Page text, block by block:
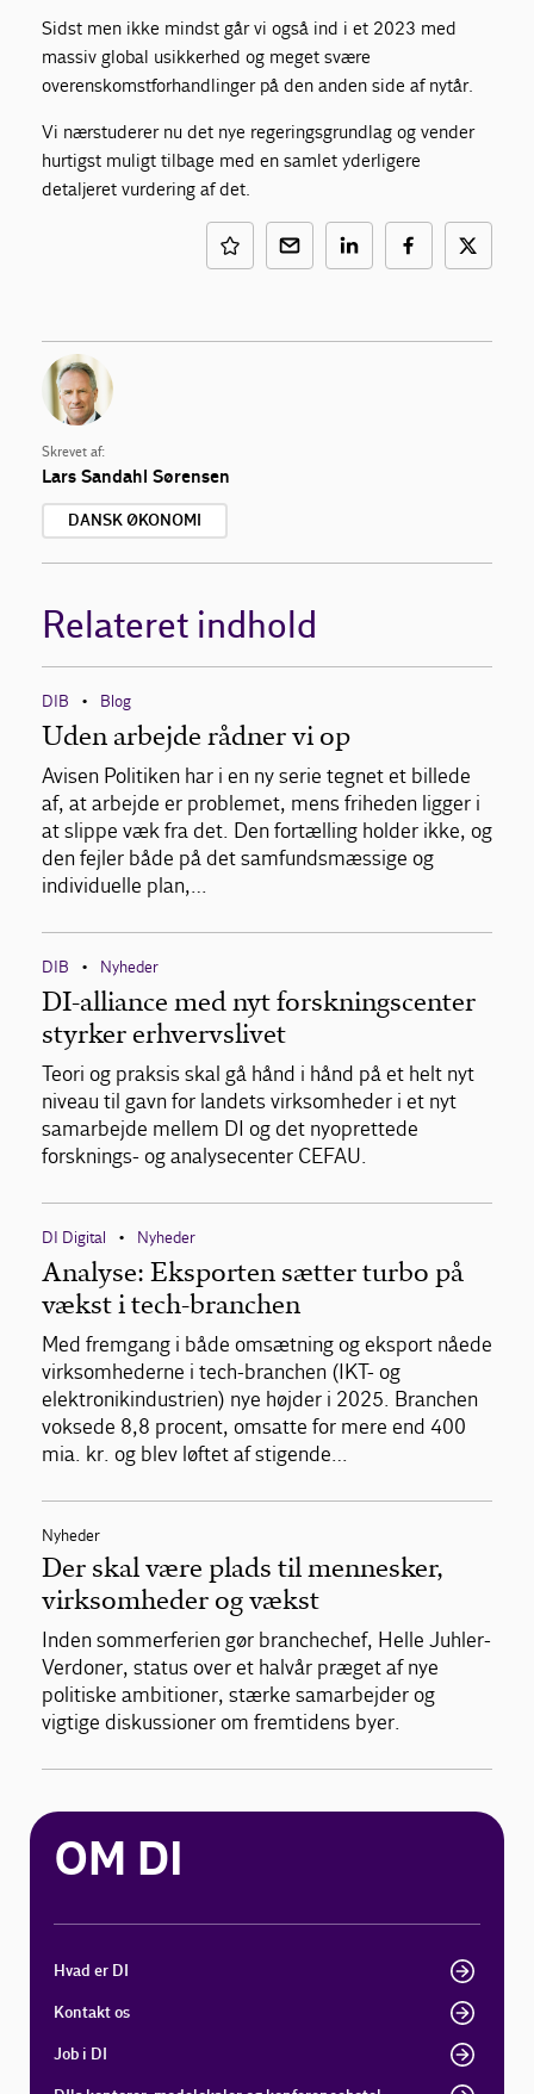
Sidst men ikke mindst går vi også ind i et 2023 med
massiv global usikkerhed og meget svære
overenskomstforhandlinger på den anden side af nytår.
Vi nærstuderer nu det nye regeringsgrundlag og vender
hurtigst muligt tilbage med en samlet yderligere
detaljeret vurdering af det.
Skrevet af:
Lars Sandahl Sørensen
DANSK ØKONOMI
Relateret indhold
DIB • Blog
Uden arbejde rådner vi op
Avisen Politiken har i en ny serie tegnet et billede
af, at arbejde er problemet, mens friheden ligger i
at slippe væk fra det. Den fortælling holder ikke, og
den fejler både på det samfundsmæssige og
individuelle plan,…
DIB • Nyheder
DI-alliance med nyt forskningscenter
styrker erhvervslivet
Teori og praksis skal gå hånd i hånd på et helt nyt
niveau til gavn for landets virksomheder i et nyt
samarbejde mellem DI og det nyoprettede
forsknings- og analysecenter CEFAU.
DI Digital • Nyheder
Analyse: Eksporten sætter turbo på
vækst i tech-branchen
Med fremgang i både omsætning og eksport nåede
virksomhederne i tech-branchen (IKT- og
elektronikindustrien) nye højder i 2025. Branchen
voksede 8,8 procent, omsatte for mere end 400
mia. kr. og blev løftet af stigende…
Nyheder
Der skal være plads til mennesker,
virksomheder og vækst
Inden sommerferien gør branchechef, Helle Juhler-
Verdoner, status over et halvår præget af nye
politiske ambitioner, stærke samarbejder og
vigtige diskussioner om fremtidens byer.
OM DI
Hvad er DI
Kontakt os
Job i DI